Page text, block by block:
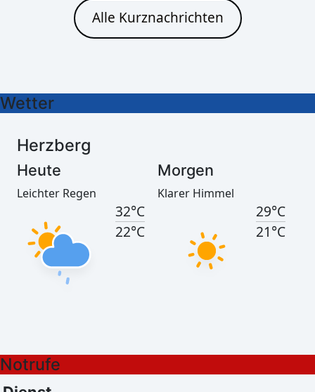
Alle Kurznachrichten
Wetter
Leichter Regen
32°C
Klarer Himmel
Herzberg
Heute
Leichter Regen
32°C
22°C
Morgen
Klarer Himmel
29°C
21°C
Mäßiger Regen
33°C
32°C
Notrufe